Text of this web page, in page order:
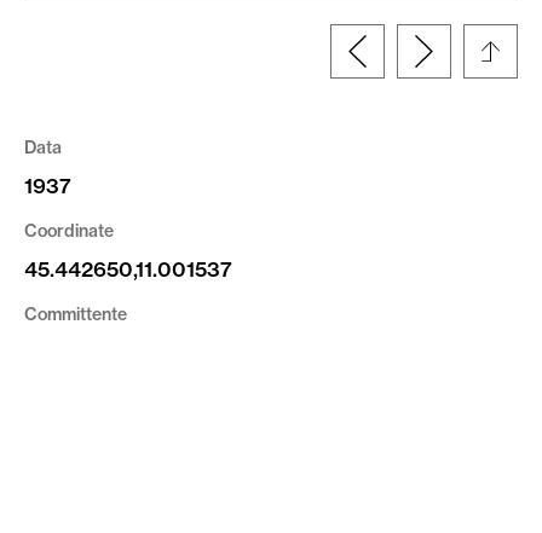
Data
1937
Coordinate
45.442650,11.001537
Committente